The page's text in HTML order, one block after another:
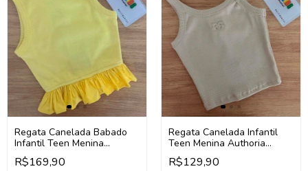
Regata Canelada Babado
Infantil Teen Menina
Authoria R5960 (Amarelo)
R$169,90
Regata Canelada Infantil
Teen Menina Authoria
R5953 (Bege)
R$129,90